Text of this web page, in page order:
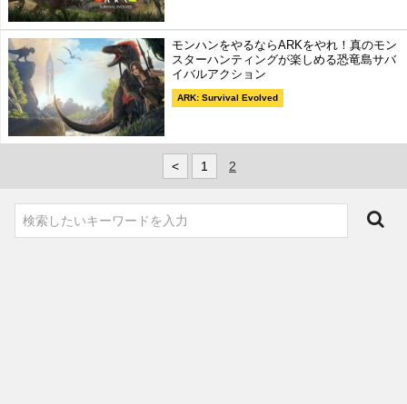
モンハンをやるならARKをやれ！真のモン
スターハンティングが楽しめる恐竜島サバ
イバルアクション
ARK: Survival Evolved
< 1 2